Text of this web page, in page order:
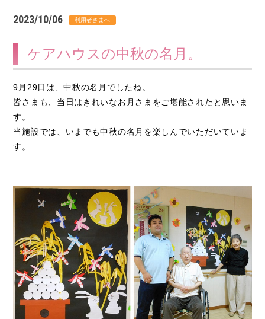
2023/10/06
ケアハウスの中秋の名月。
9月29日は、中秋の名月でしたね。
皆さまも、当日はきれいなお月さまをご堪能されたと思いま
す。
当施設では、いまでも中秋の名月を楽しんでいただいていま
す。